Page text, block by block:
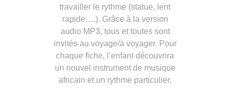
travailler le rythme (statue, lent
rapide….). Grâce à la version
audio MP3, tous et toutes sont
invités au voyage/à voyager. Pour
chaque fiche, l’enfant découvrira
un nouvel instrument de musique
africain et un rythme particulier.